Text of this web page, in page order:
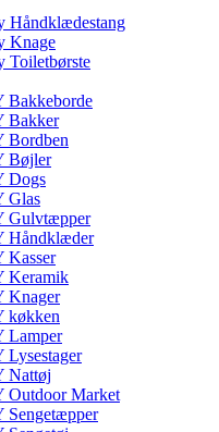
Håndklædestang
Knage
Toiletbørste
Bakkeborde
Bakker
Bordben
Bøjler
Dogs
Glas
Gulvtæpper
Håndklæder
Kasser
Keramik
Knager
køkken
Lamper
Lysestager
Nattøj
Outdoor Market
Sengetæpper